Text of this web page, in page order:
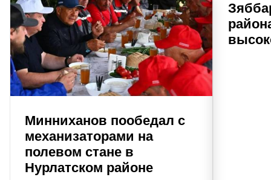
Минниханов пообедал с
механизаторами на
полевом стане в
Нурлатском районе